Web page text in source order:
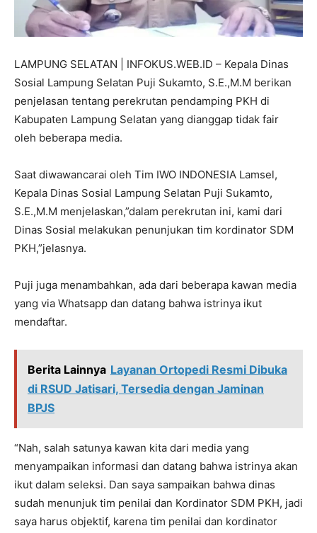
LAMPUNG SELATAN | INFOKUS.WEB.ID – Kepala Dinas
Sosial Lampung Selatan Puji Sukamto, S.E.,M.M berikan
penjelasan tentang perekrutan pendamping PKH di
Kabupaten Lampung Selatan yang dianggap tidak fair
oleh beberapa media.
Saat diwawancarai oleh Tim IWO INDONESIA Lamsel,
Kepala Dinas Sosial Lampung Selatan Puji Sukamto,
S.E.,M.M menjelaskan,”dalam perekrutan ini, kami dari
Dinas Sosial melakukan penunjukan tim kordinator SDM
PKH,”jelasnya.
Puji juga menambahkan, ada dari beberapa kawan media
yang via Whatsapp dan datang bahwa istrinya ikut
mendaftar.
Berita Lainnya Layanan Ortopedi Resmi Dibuka
di RSUD Jatisari, Tersedia dengan Jaminan
BPJS
“Nah, salah satunya kawan kita dari media yang
menyampaikan informasi dan datang bahwa istrinya akan
ikut dalam seleksi. Dan saya sampaikan bahwa dinas
sudah menunjuk tim penilai dan Kordinator SDM PKH, jadi
saya harus objektif, karena tim penilai dan kordinator